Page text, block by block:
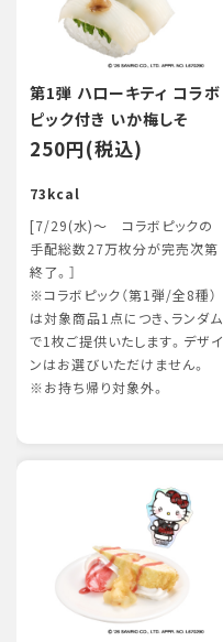
第1弾 ハローキティ コラボ
ピック付き いか梅しそ
250円(税込)
73kcal
[7/29(水)～ コラボピックの
手配総数27万枚分が完売次第
終了。］
※コラボピック（第1弾/全8種）
は対象商品1点につき、ランダム
で1枚ご提供いたします。デザイ
ンはお選びいただけません。
※お持ち帰り対象外。